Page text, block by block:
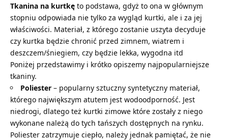
Tkanina na kurtkę to podstawa, gdyż to ona w głównym
stopniu odpowiada nie tylko za wygląd kurtki, ale i za jej
właściwości. Materiał, z którego zostanie uszyta decyduje
czy kurtka będzie chronić przed zimnem, wiatrem i
deszczem/śniegiem, czy będzie lekka, wygodna itd
Poniżej przedstawimy i krótko opiszemy najpopularniejsze
tkaniny.
Poliester – popularny sztuczny syntetyczny materiał,
którego największym atutem jest wodoodporność. Jest
niedrogi, dlatego też kurtki zimowe które zostały z niego
wykonane należą do tych tańszych dostępnych na rynku.
Poliester zatrzymuje ciepło, należy jednak pamiętać, że nie